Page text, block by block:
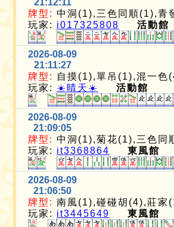
牌型: 中洞(1),三色同順(1),青
玩家: i017325808 活動館
2026-08-09
21:11:27
牌型:
自摸(1),單吊(1),混一色
玩家: ☀️晴天☀️ 活動館
2026-08-09
21:09:05
牌型: 中洞(1),菊花(1),三色同
玩家: it3368864 東風館
2026-08-09
21:06:50
牌型: 南風(1),碰碰胡(4),莊家
玩家: it3445649 東風館